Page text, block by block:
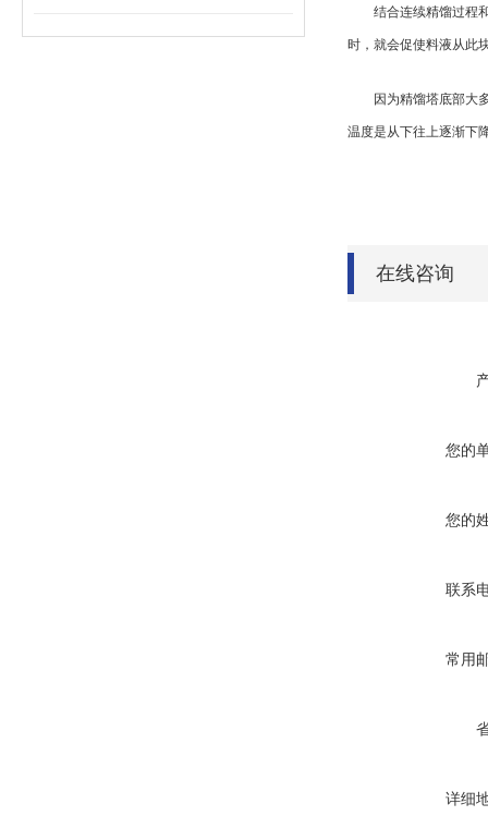
结合连续精馏过程和
时，就会促使料液从此
因为精馏塔底部大多
温度是从下往上逐渐下
在线咨询
您的
您的
联系
常用
详细